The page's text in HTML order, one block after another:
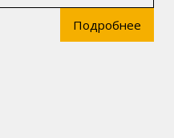
Подробнее